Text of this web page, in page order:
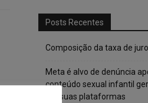
Posts Recentes
Composição da taxa de
Meta é alvo de denúncia
conteúdo sexual infantil
em suas plataformas